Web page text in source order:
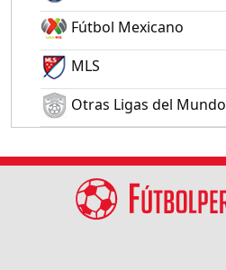
Fútbol Mexicano
MLS
Otras Ligas del Mundo